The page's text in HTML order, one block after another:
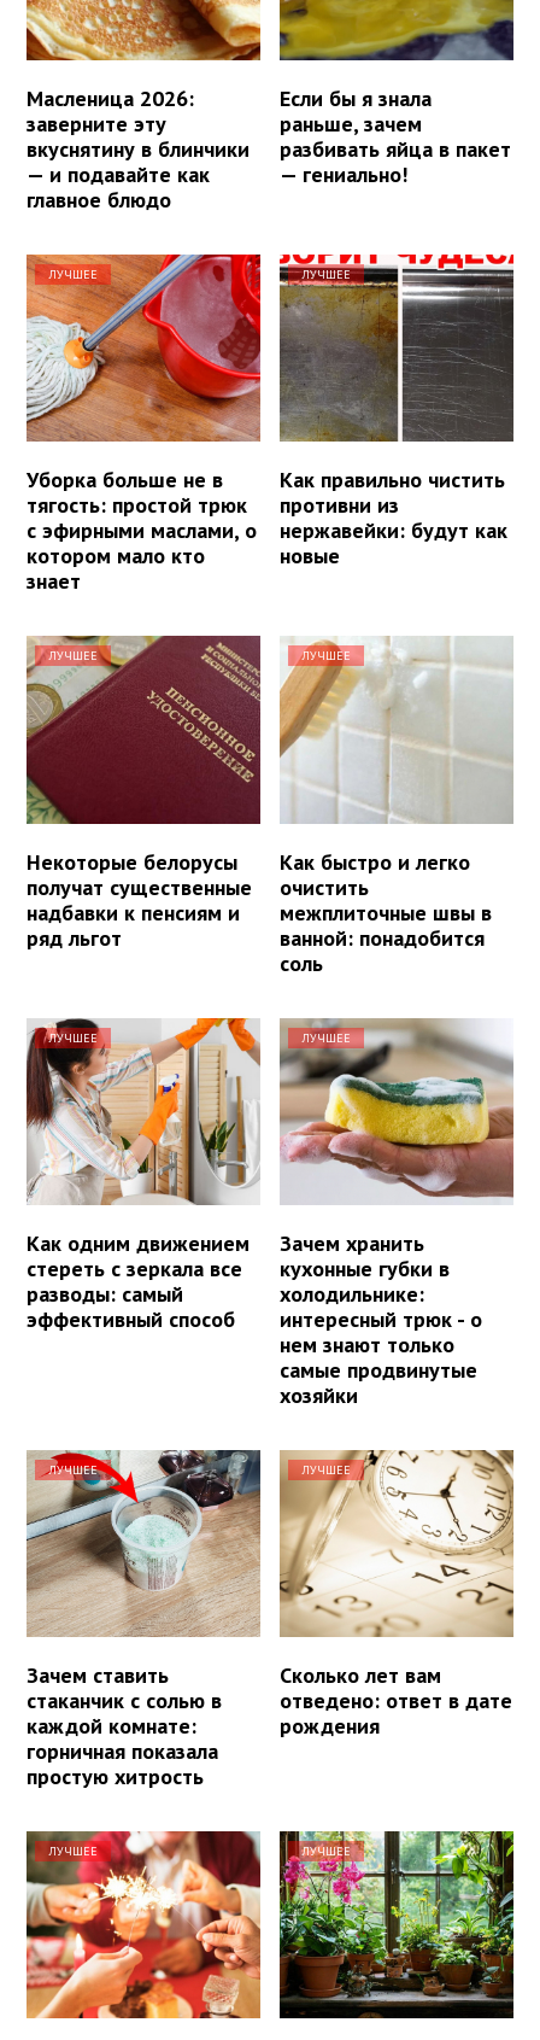
Масленица 2026:
заверните эту
вкуснятину в блинчики
— и подавайте как
главное блюдо
Если бы я знала
раньше, зачем
разбивать яйца в пакет
— гениально!
ЛУЧШЕЕ
Уборка больше не в
тягость: простой трюк
с эфирными маслами, о
котором мало кто
знает
ЛУЧШЕЕ
Как правильно чистить
противни из
нержавейки: будут как
новые
ЛУЧШЕЕ
Некоторые белорусы
получат существенные
надбавки к пенсиям и
ряд льгот
ЛУЧШЕЕ
Как быстро и легко
очистить
межплиточные швы в
ванной: понадобится
соль
ЛУЧШЕЕ
Как одним движением
стереть с зеркала все
разводы: самый
эффективный способ
ЛУЧШЕЕ
Зачем хранить
кухонные губки в
холодильнике:
интересный трюк - о
нем знают только
самые продвинутые
хозяйки
ЛУЧШЕЕ
Зачем ставить
стаканчик с солью в
каждой комнате:
горничная показала
простую хитрость
ЛУЧШЕЕ
Сколько лет вам
отведено: ответ в дате
рождения
ЛУЧШЕЕ ЛУЧШЕЕ